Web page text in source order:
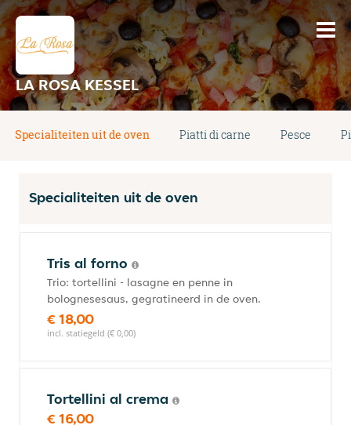
LA ROSA KESSEL
Specialiteiten uit de oven Piatti di carne Pesce
Specialiteiten uit de oven
Tris al forno
Trio: tortellini - lasagne en penne in
bolognesesaus, gegratineerd in de oven.
€ 18,00
incl. statiegeld (€ 0,00)
Tortellini al crema
€ 16,00